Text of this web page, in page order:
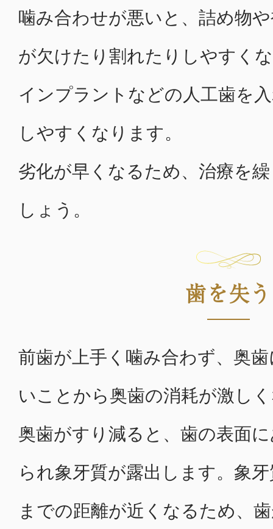
噛み合わせが悪いと、詰め物
が欠けたり割れたりしやすく
インプラントなどの人工歯を
しやすくなります。
劣化が早くなるため、治療を
しょう。
歯を失う
前歯が上手く噛み合わず、奥
いことから奥歯の消耗が激し
奥歯がすり減ると、歯の表面
られ象牙質が露出します。象
までの距離が近くなるため、